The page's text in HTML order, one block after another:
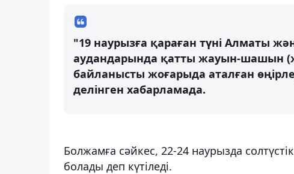
"19 наурызға қараған түні Алматы
аудандарында қатты жауын-шашын
байланысты жоғарыда аталған
делінген хабарламада.
Болжамға сәйкес, 22-24 наурызда
болады деп күтіледі.